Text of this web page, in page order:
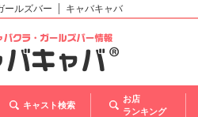
陸
ールズバー キャバキャバ
キャスト検索
お店
ランキング